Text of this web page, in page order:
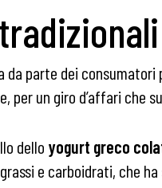
parte dei consumatori
un giro d’affari che
dello yogurt greco
e carboidrati, che